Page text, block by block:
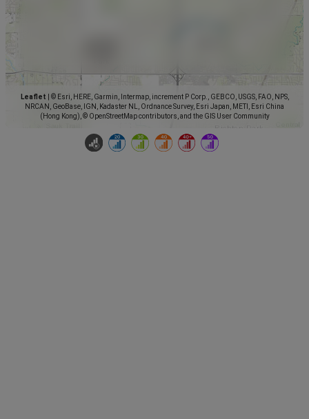
Leaflet
© Esri, HERE, Garmin, Intermap, increment P Corp., GEBCO, USGS, FAO, NPS,
NRCAN, GeoBase, IGN, Kadaster NL, Ordnance Survey, Esri Japan, METI, Esri China
(Hong Kong), © OpenStreetMap contributors, and the GIS User Community